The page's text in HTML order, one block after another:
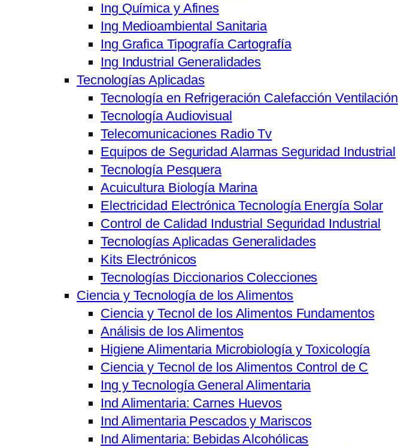
Ing Química y Afines
Ing Medioambiental Sanitaria
Ing Grafica Tipografía Cartografía
Ing Industrial Generalidades
Tecnologías Aplicadas
Tecnología en Refrigeración Calefacción Ventilación
Tecnología Audiovisual
Telecomunicaciones Radio Tv
Equipos de Seguridad Alarmas Seguridad Industrial
Tecnología Pesquera
Acuicultura Biología Marina
Electricidad Electrónica Tecnología Energía Solar
Control de Calidad Industrial Seguridad Industrial
Tecnologías Aplicadas Generalidades
Kits Electrónicos
Tecnologías Diccionarios Colecciones
Ciencia y Tecnología de los Alimentos
Ciencia y Tecnol de los Alimentos Fundamentos
Análisis de los Alimentos
Higiene Alimentaria Microbiología y Toxicología
Ciencia y Tecnol de los Alimentos Control de C
Ing y Tecnología General Alimentaria
Ind Alimentaria: Carnes Huevos
Ind Alimentaria Pescados y Mariscos
Ind Alimentaria: Bebidas Alcohólicas